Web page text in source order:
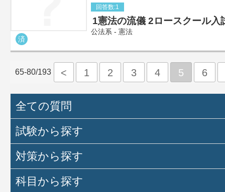
回答数:1
1憲法の流儀 2ロースクール入
公法系 - 憲法
済
65-80/193 < 1 2 3 4 5 6
全ての質問
試験から探す
対策から探す
科目から探す